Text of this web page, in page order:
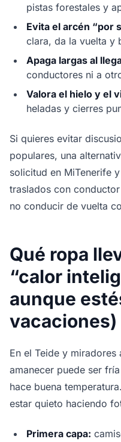
pistas forestales y
Evita el arcén “por
clara, da la vuelta y
Apaga largas al
conductores ni a
Valora el hielo y el
heladas y cierres
Si quieres evitar
populares, una
solicitud en MiTenerife
traslados con
no conducir de vuelta
Qué ropa
“calor
aunque
vacaciones)
En el Teide y
amanecer puede ser
hace buena
estar quieto haciendo
Primera capa: